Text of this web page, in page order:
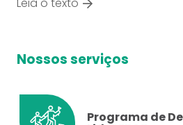
Nossos serviços
Programa de